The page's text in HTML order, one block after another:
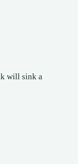
will sink a